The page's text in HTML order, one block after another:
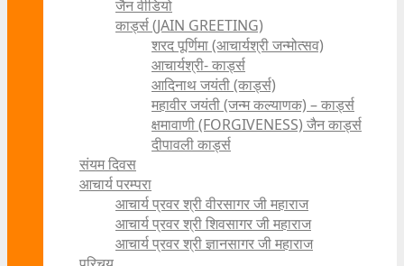
जैन वीडियो
कार्ड्स (JAIN GREETING)
शरद पूर्णिमा (आचार्यश्री जन्मोत्सव)
आचार्यश्री- कार्ड्स
आदिनाथ जयंती (कार्ड्स)
महावीर जयंती (जन्म कल्याणक) – कार्ड्स
क्षमावाणी (FORGIVENESS) जैन कार्ड्स
दीपावली कार्ड्स
संयम दिवस
आचार्य परम्परा
आचार्य प्रवर श्री वीरसागर जी महाराज
आचार्य प्रवर श्री शिवसागर जी महाराज
आचार्य प्रवर श्री ज्ञानसागर जी महाराज